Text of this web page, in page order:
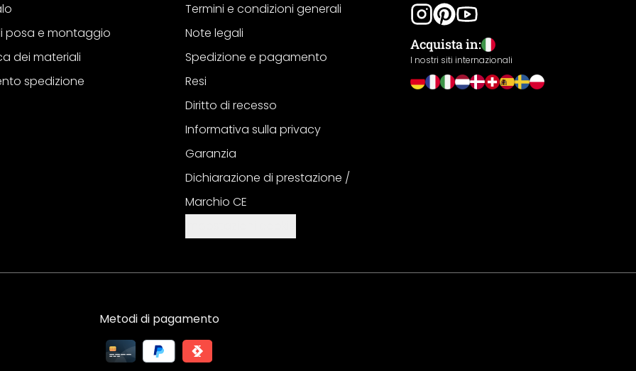
posa e montaggio
dei materiali
spedizione
Termini e condizioni generali
Note legali
Spedizione e pagamento
Resi
Diritto di recesso
Informativa sulla privacy
Garanzia
Dichiarazione di prestazione /
Marchio CE
Acquista in:
I nostri siti internazionali
Metodi di pagamento